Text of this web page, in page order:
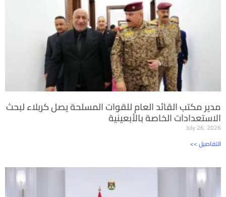
مدير مكتب القائد العام للقوات المسلحة يصل كربلاء لبحث
الاستعدادات الخاصة بالأبعينية
July 26, 2026
<< التفاصيل